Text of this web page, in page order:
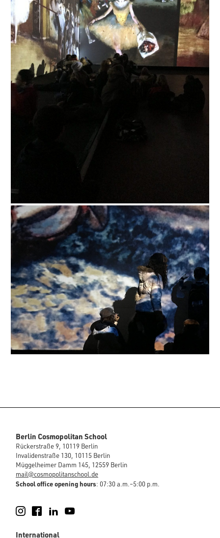
Berlin Cosmopolitan School
Rückerstraße 9, 10119 Berlin
Invalidenstraße 130, 10115 Berlin
Müggelheimer Damm 145, 12559 Berlin
mail@cosmopolitanschool.de
School office opening hours: 07:30 a.m.–5:00 p.m.
Instagram
FacebookLinkedIn
International